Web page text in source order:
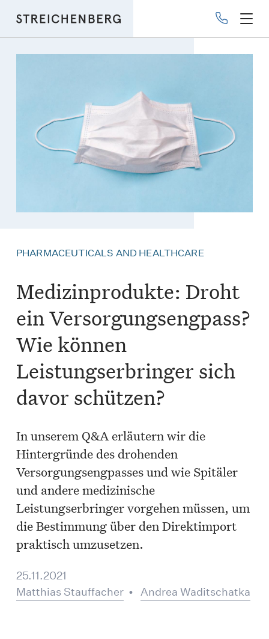
main
content
PHARMACEUTICALS AND HEALTHCARE
Medizinprodukte: Droht
ein Versorgungsengpass?
Wie können
Leistungserbringer sich
davor schützen?
In unserem Q&A erläutern wir die
Hintergründe des drohenden
Versorgungsengpasses und wie Spitäler
und andere medizinische
Leistungserbringer vorgehen müssen, um
die Bestimmung über den Direktimport
praktisch umzusetzen.
25.11.2021
Matthias Stauffacher • Andrea Waditschatka